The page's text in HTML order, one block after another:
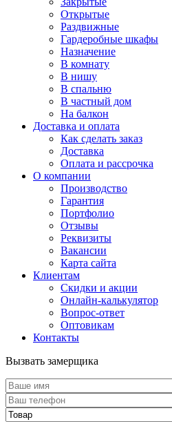
Открытые
Раздвижные
Гардеробные шкафы
Назначение
В комнату
В нишу
В спальню
В частный дом
На балкон
Доставка и оплата
Как сделать заказ
Доставка
Оплата и рассрочка
О компании
Производство
Гарантия
Портфолио
Отзывы
Реквизиты
Вакансии
Карта сайта
Клиентам
Скидки и акции
Онлайн-калькулятор
Вопрос-ответ
Оптовикам
Контакты
Вызвать замерщика